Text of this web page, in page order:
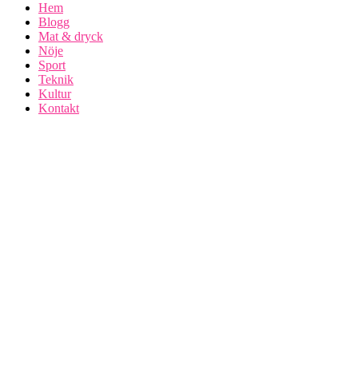
Hem
Blogg
Mat & dryck
Nöje
Sport
Teknik
Kultur
Kontakt